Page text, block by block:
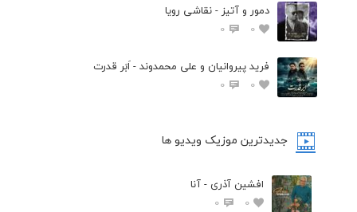
دمور و آتیز - نقاشی رویا
0
0
فرید پیروانیان و علی محمدوند - اَبَر قدرت
0
0
جدیدترین موزیک ویدیو ها
افشین آذری - آنا
0
0